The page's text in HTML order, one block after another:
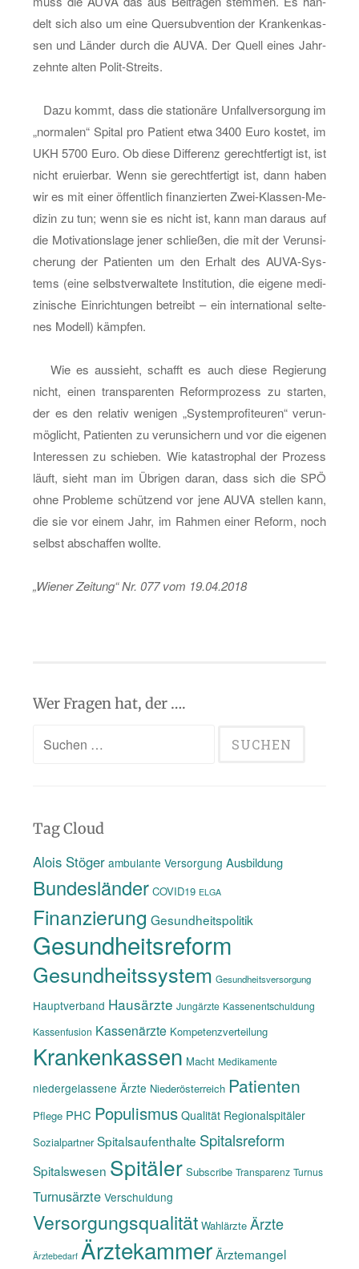
delt sich also um eine Quer­sub­ven­ti­on der Kran­ken­kas­
sen und Län­der durch die AUVA. Der Quell eines Jahr­
zehn­te alten Po­lit-Streits.
Dazu kommt, dass die sta­tio­nä­re Un­fall­ver­sor­gung im
„nor­ma­len“ Spi­tal pro Pa­ti­ent etwa 3400 Euro kos­tet, im
UKH 5700 Euro. Ob diese Dif­fe­renz ge­recht­fer­tigt ist, ist
nicht eru­ier­bar. Wenn sie ge­recht­fer­tigt ist, dann haben
wir es mit einer öf­fent­lich fi­nan­zier­ten Zwei-Klas­sen-Me­
di­zin zu tun; wenn sie es nicht ist, kann man dar­aus auf
die Mo­ti­va­ti­ons­la­ge jener schlie­ßen, die mit der Ver­un­si­
che­rung der Pa­ti­en­ten um den Er­halt des AU­VA-Sys­
tems (eine selbst­ver­wal­te­te In­sti­tu­ti­on, die ei­ge­ne me­di­
zi­ni­sche Ein­rich­tun­gen be­treibt – ein in­ter­na­tio­nal sel­te­
nes Mo­dell) kämp­fen.
Wie es aus­sieht, schafft es auch diese Re­gie­rung
nicht, einen trans­pa­ren­ten Re­form­pro­zess zu star­ten,
der es den re­la­tiv we­ni­gen „Sys­tem­pro­fi­teu­ren“ ver­un­
mög­licht, Pa­ti­en­ten zu ver­un­si­chern und vor die ei­ge­nen
In­ter­es­sen zu schie­ben. Wie ka­ta­stro­phal der Pro­zess
läuft, sieht man im Üb­ri­gen daran, dass sich die SPÖ
ohne Pro­ble­me schüt­zend vor jene AUVA stel­len kann,
die sie vor einem Jahr, im Rah­men einer Re­form, noch
selbst ab­schaf­fen woll­te.
„Wie­ner Zei­tung“ Nr. 077 vom 19.04.2018
Wer Fragen hat, der ….
Suchen
Tag Cloud
Alois Stöger ambulante Versorgung Ausbildung
Bundesländer COVID19 ELGA
Finanzierung Gesundheitspolitik
Gesundheitsreform
Gesundheitssystem Gesundheitsversorgung
Hauptverband Hausärzte Jungärzte Kassenentschuldung
Kassenfusion Kassenärzte Kompetenzverteilung
Krankenkassen Macht Medikamente
niedergelassene Ärzte Niederösterreich Patienten
Pflege PHC Populismus Qualität Regionalspitäler
Sozialpartner Spitalsaufenthalte Spitalsreform
Spitalswesen Spitäler Subscribe Transparenz Turnus
Turnusärzte Verschuldung
Versorgungsqualität Wahlärzte Ärzte
Ärztebedarf ÄrztekammerÄrztemangel